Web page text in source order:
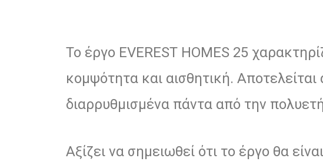
Το έργο EVEREST HOMES 25
κομψότητα και αισθητική.
διαρρυθμισμένα πάντα από την
Αξίζει να σημειωθεί ότι το έργο θα